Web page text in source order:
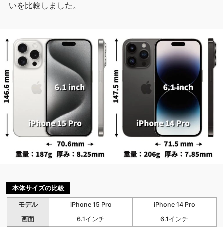
いを比較しました。
本体サイズの比較
モデル iPhone 15 Pro
iPhone 14 Pro
画面
6.1インチ
6.1インチ